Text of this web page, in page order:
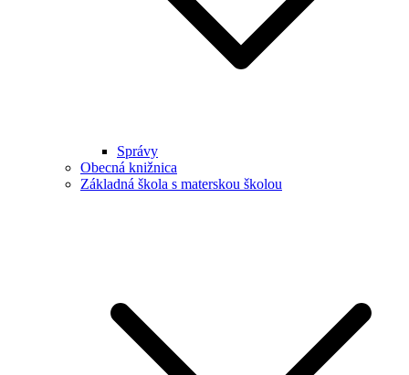
Správy
Obecná knižnica
Základná škola s materskou školou